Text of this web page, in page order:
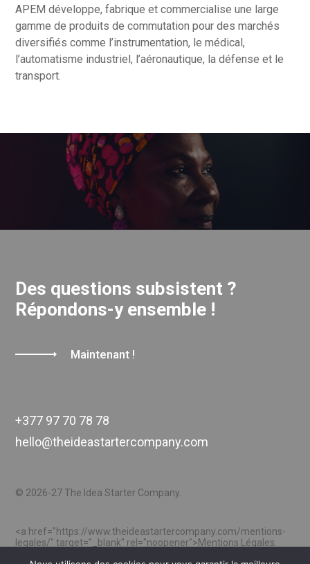
APEM développe, fabrique et commercialise une large
gamme de produits de commutation pour des marchés
diversifiés comme l’instrumentation, le médical,
l’automatisme industriel, l’aéronautique, la défense et le
transport.
Des questions subsistent ?
Répondons-y ensemble !
Maintenant !
+377 97 70 78 78
hello@theideastartercompany.com
© 2026-27 The Idea Starter Company.
<a href="https://www.theideastartercompany.com/mentions-
legales/" target="_blank" rel="noopener">Mentions Légales.